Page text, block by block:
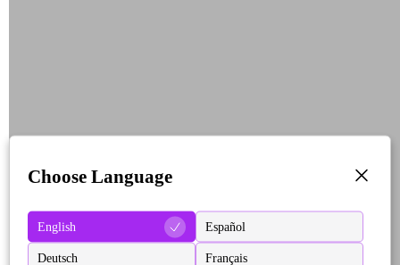
Choose Language
English Español
Deutsch Français